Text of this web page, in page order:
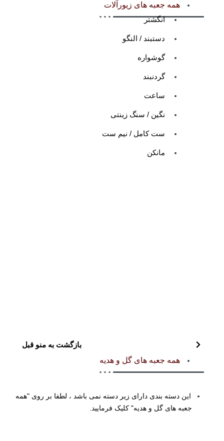
همه جعبه های زیورآلات
انگشتر
دستبند / النگو
گوشواره
گردنبند
ساعت
نگین / سنگ زینتی
ست کامل / نیم ست
مانکن
بازگشت به منو قبل
همه جعبه های گل و هدیه
این دسته بندی دارای زیر دسته نمی باشد ، لطفا بر روی "همه
جعبه های گل و هدیه" کلیک فرمایید.